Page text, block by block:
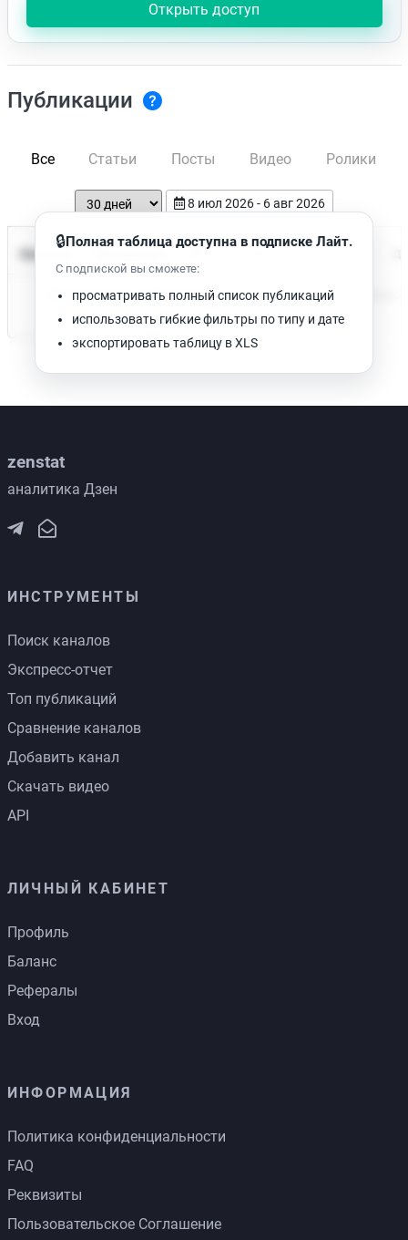
Открыть доступ
Публикации
Все Статьи Посты Видео Ролики
8 июл 2026 - 6 авг 2026
Время чтения
Нет доступных публикаций. Попробуйте изменить фильтр.
🔒Полная таблица доступна в подписке Лайт.
С подпиской вы сможете:
просматривать полный список публикаций
использовать гибкие фильтры по типу и дате
экспортировать таблицу в XLS
zenstat
аналитика Дзен
ИНСТРУМЕНТЫ
Поиск каналов
Экспресс-отчет
Топ публикаций
Сравнение каналов
Добавить канал
Скачать видео
API
ЛИЧНЫЙ КАБИНЕТ
Профиль
Баланс
Рефералы
Вход
ИНФОРМАЦИЯ
Политика конфиденциальности
FAQ
Реквизиты
Пользовательское Соглашение